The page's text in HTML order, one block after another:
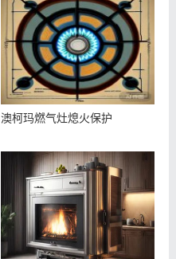
澳柯玛燃气灶熄火保护